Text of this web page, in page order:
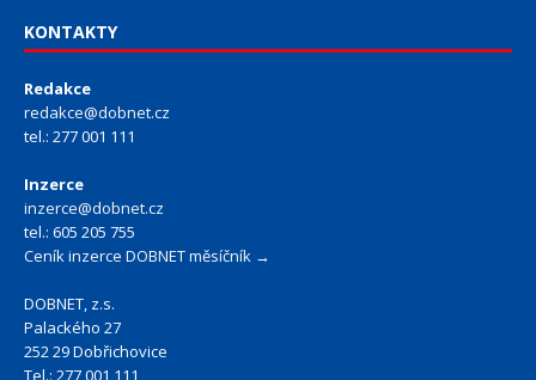
KONTAKTY
Redakce
redakce@dobnet.cz
tel.: 277 001 111
Inzerce
inzerce@dobnet.cz
tel.: 605 205 755
Ceník inzerce DOBNET měsíčník →
DOBNET, z.s.
Palackého 27
252 29 Dobřichovice
Tel.: 277 001 111